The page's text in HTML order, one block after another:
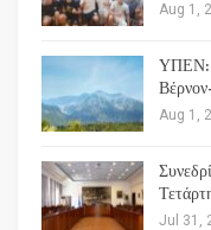
Aug 1,
ΥΠΕΝ:
Aug 1,
Jul 31,